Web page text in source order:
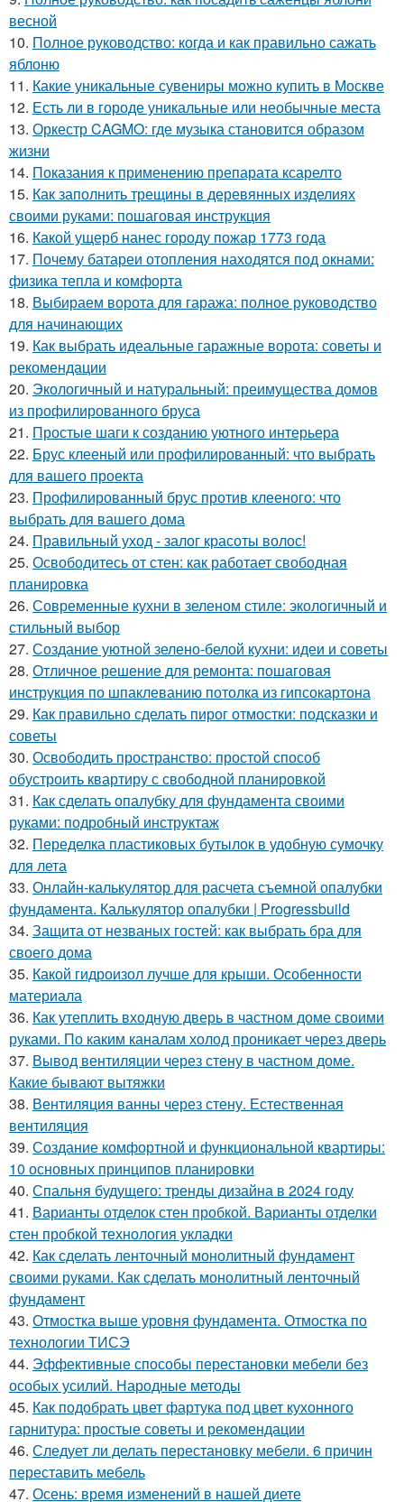
весной
10. Полное руководство: когда и как правильно сажать
яблоню
11. Какие уникальные сувениры можно купить в Москве
12. Есть ли в городе уникальные или необычные места
13. Оркестр CAGMO: где музыка становится образом
жизни
14. Показания к применению препарата ксарелто
15. Как заполнить трещины в деревянных изделиях
своими руками: пошаговая инструкция
16. Какой ущерб нанес городу пожар 1773 года
17. Почему батареи отопления находятся под окнами:
физика тепла и комфорта
18. Выбираем ворота для гаража: полное руководство
для начинающих
19. Как выбрать идеальные гаражные ворота: советы и
рекомендации
20. Экологичный и натуральный: преимущества домов
из профилированного бруса
21. Простые шаги к созданию уютного интерьера
22. Брус клееный или профилированный: что выбрать
для вашего проекта
23. Профилированный брус против клееного: что
выбрать для вашего дома
24. Правильный уход - залог красоты волос!
25. Освободитесь от стен: как работает свободная
планировка
26. Современные кухни в зеленом стиле: экологичный и
стильный выбор
27. Создание уютной зелено-белой кухни: идеи и советы
28. Отличное решение для ремонта: пошаговая
инструкция по шпаклеванию потолка из гипсокартона
29. Как правильно сделать пирог отмостки: подсказки и
советы
30. Освободить пространство: простой способ
обустроить квартиру с свободной планировкой
31. Как сделать опалубку для фундамента своими
руками: подробный инструктаж
32. Переделка пластиковых бутылок в удобную сумочку
для лета
33. Онлайн-калькулятор для расчета съемной опалубки
фундамента. Калькулятор опалубки | Progressbuild
34. Защита от незваных гостей: как выбрать бра для
своего дома
35. Какой гидроизол лучше для крыши. Особенности
материала
36. Как утеплить входную дверь в частном доме своими
руками. По каким каналам холод проникает через дверь
37. Вывод вентиляции через стену в частном доме.
Какие бывают вытяжки
38. Вентиляция ванны через стену. Естественная
вентиляция
39. Создание комфортной и функциональной квартиры:
10 основных принципов планировки
40. Спальня будущего: тренды дизайна в 2024 году
41. Варианты отделок стен пробкой. Варианты отделки
стен пробкой технология укладки
42. Как сделать ленточный монолитный фундамент
своими руками. Как сделать монолитный ленточный
фундамент
43. Отмостка выше уровня фундамента. Отмостка по
технологии ТИСЭ
44. Эффективные способы перестановки мебели без
особых усилий. Народные методы
45. Как подобрать цвет фартука под цвет кухонного
гарнитура: простые советы и рекомендации
46. Следует ли делать перестановку мебели. 6 причин
переставить мебель
47. Осень: время изменений в нашей диете